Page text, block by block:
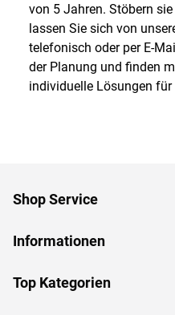
von 5 Jahren. Stöbern
lassen Sie sich von
telefonisch oder per E-
der Planung und finden
individuelle Lösungen für
Shop Service
Informationen
Top Kategorien